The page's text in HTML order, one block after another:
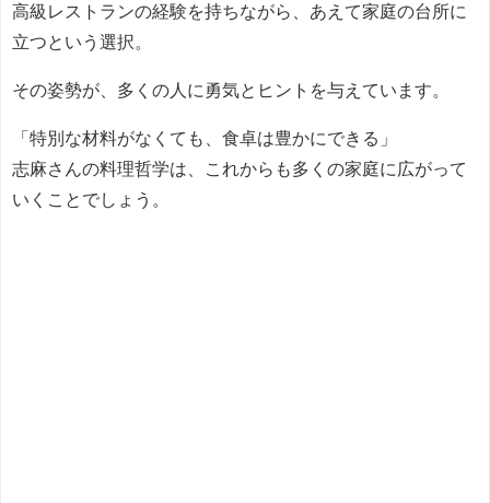
高級レストランの経験を持ちながら、あえて家庭の台所に
立つという選択。
その姿勢が、多くの人に勇気とヒントを与えています。
「特別な材料がなくても、食卓は豊かにできる」
志麻さんの料理哲学は、これからも多くの家庭に広がって
いくことでしょう。